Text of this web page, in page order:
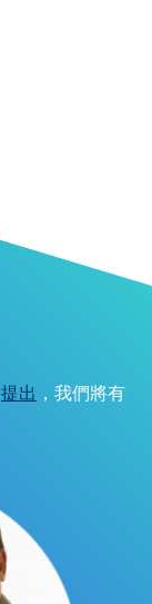
提出 ，我們將有